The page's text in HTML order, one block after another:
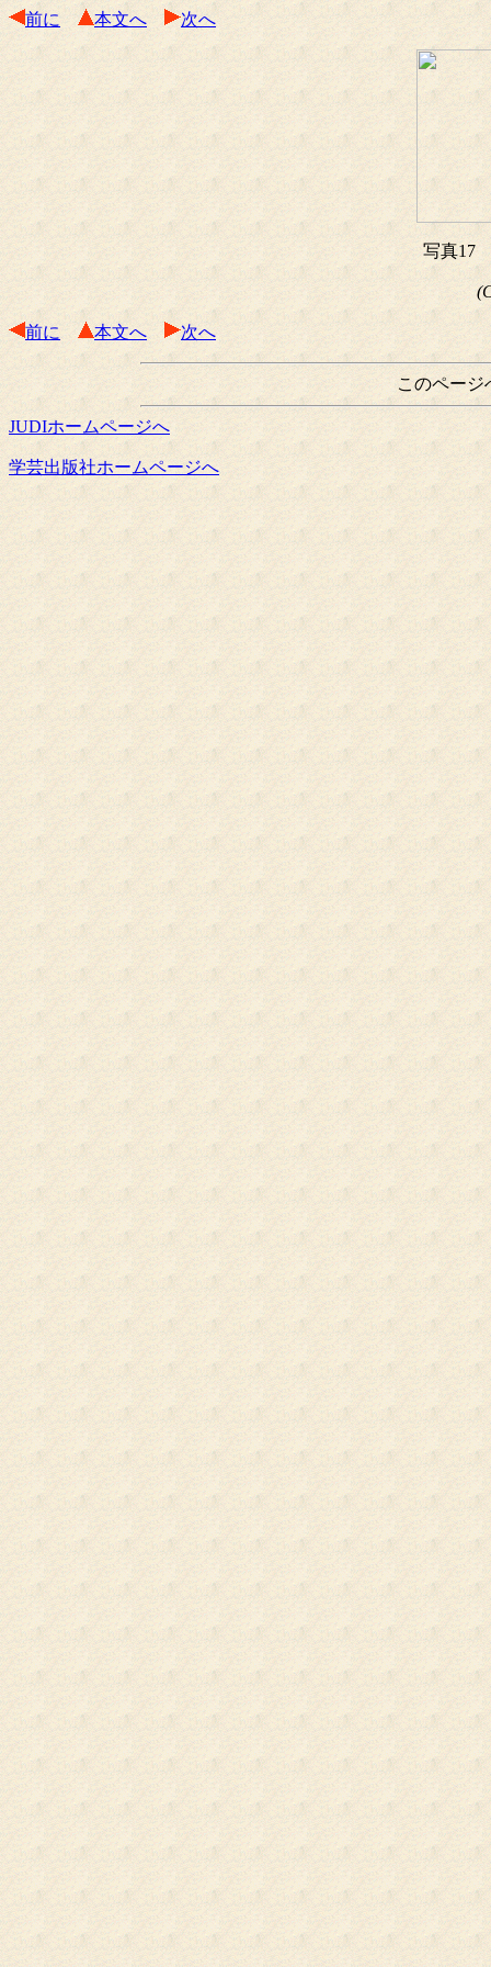
前に 本文へ 次へ
写真17
前に 本文へ 次へ
このページ
JUDIホームページへ
学芸出版社ホームページへ